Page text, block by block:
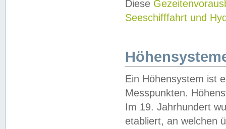
Diese
Seeschifffahrt und
Ein Höhensystem ist
Messpunkten.
Im 19. Jahrhundert
etabliert, an welchen